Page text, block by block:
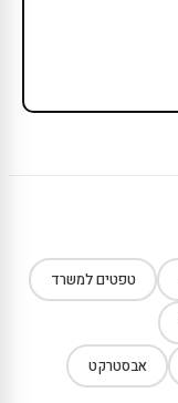
טפטים למשרד
אבסטרקט